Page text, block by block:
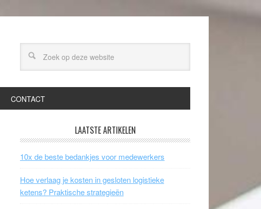
CONTACT
LAATSTE ARTIKELEN
10x de beste bedankjes voor medewerkers
Hoe verlaag je kosten in gesloten logistieke
ketens? Praktische strategieën